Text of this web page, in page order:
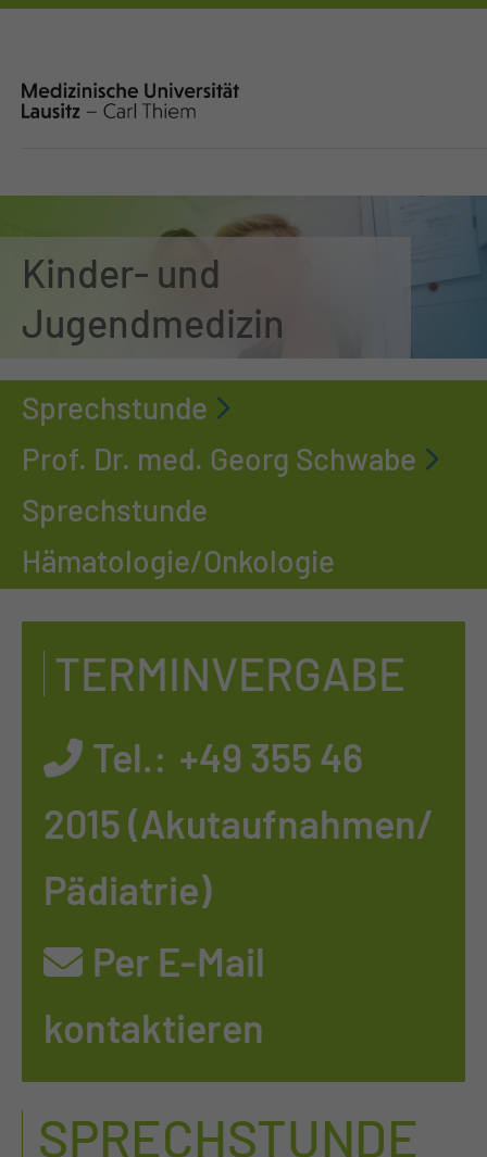
Kinder- und
Jugendmedizin
Sprechstunde
Prof. Dr. med. Georg Schwabe
Sprechstunde
Hämatologie/Onkologie
TERMINVERGABE
Tel.: +49 355 46
2015 (Akutaufnahmen/
Pädiatrie)
Per E-Mail
kontaktieren
SPRECHSTUNDE